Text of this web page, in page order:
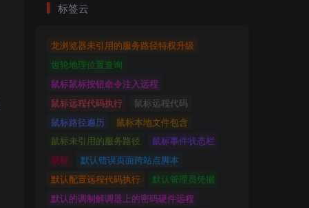
标签云
龙浏览器未引用的服务路径特权升级
齿轮地理位置查询
鼠标鼠标按钮命令注入远程
鼠标远程代码执行
鼠标远程代码
鼠标路径遍历
鼠标本地文件包含
鼠标未引用的服务路径
鼠标事件状态栏
鼠标
默认错误页面跨站点脚本
默认配置远程代码执行
默认管理员凭据
默认的调制解调器上的密码硬件远程